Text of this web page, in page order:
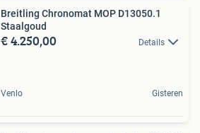
Breitling Chronomat MOP D13050.1
Staalgoud
€ 4.250,00 Details
Venlo Gisteren